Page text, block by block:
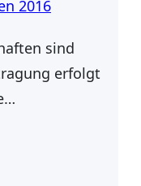
sind
erfolgt
bis zum